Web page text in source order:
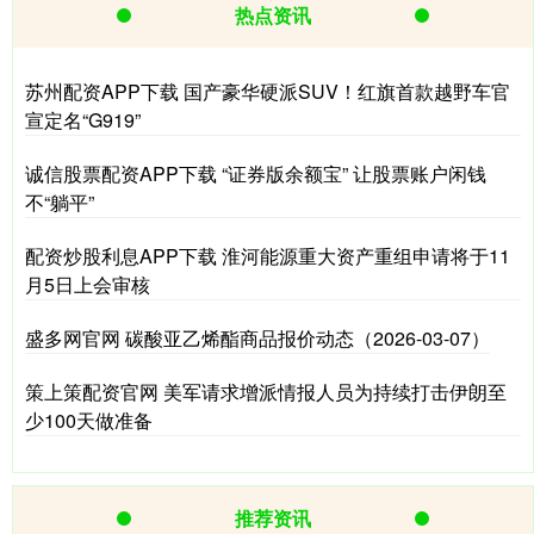
热点资讯
苏州配资APP下载 国产豪华硬派SUV！红旗首款越野车官
宣定名“G919”
诚信股票配资APP下载 “证券版余额宝” 让股票账户闲钱
不“躺平”
配资炒股利息APP下载 淮河能源重大资产重组申请将于11
月5日上会审核
盛多网官网 碳酸亚乙烯酯商品报价动态（2026-03-07）
策上策配资官网 美军请求增派情报人员为持续打击伊朗至
少100天做准备
推荐资讯